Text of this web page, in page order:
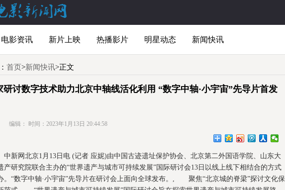
电影资讯 新片上映 热播影片 明星动态 新闻快讯
首页>新闻快讯>正文
研讨数字技术助力北京中轴线活化利用 “数字中轴·小宇宙”先导片首发
编辑： 时间：2023年1月13日 20:44:58
网北京1月13日电 (记者 应妮)由中国古迹遗址保护协会、北京第二外国语学院、山东大
产研究院联合主办的“世界遗产与城市可持续发展”国际研讨会13日以线上线下相结合的方式
。“数字中轴·小宇宙”先导片在研讨会上面向全球发布。, 聚焦“北京城的脊梁”探讨文化保